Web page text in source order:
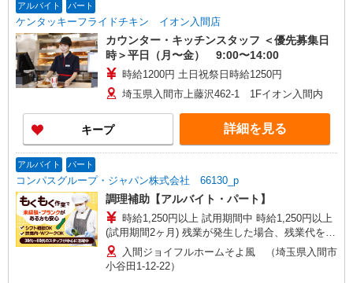
アルバイト パート
ケンタッキーフライドチキン イオン入間店
カウンター・キッチンスタッフ ＜優先募集日
時＞平日（月〜金） 9:00〜14:00
時給1200円 土日祝祭日時給1250円
埼玉県入間市上藤沢462-1 1Fイオン入間内
キープ 詳細を見る
アルバイト パート
コンパスグループ・ジャパン株式会社 66130_p
調理補助【アルバイト・パート】
時給1,250円以上 試用期間中 時給1,250円以上
(試用期間2ヶ月) 残業が発生した場合、残業代を1
分単位で別途支給します。
入間ジョイフルホームそよ風 （埼玉県入間市
小谷田1-12-22）